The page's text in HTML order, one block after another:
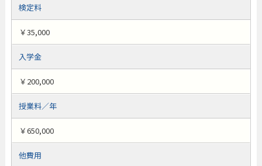
検定料
￥35,000
入学金
￥200,000
授業料／年
￥650,000
他費用